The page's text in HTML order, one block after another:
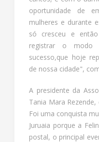
oportunidade de
mulheres e durante
só cresceu e
registrar o
sucesso,que hoje
de nossa cidade",
A presidente da
Tania Mara
Foi uma conquista
Juruaia porque a
postal, o principal